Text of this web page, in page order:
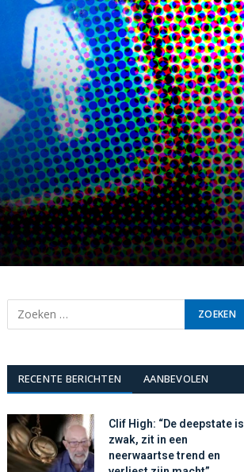
RECENTE BERICHTEN AANBEVOLEN
Clif High: “De deepstate is
zwak, zit in een
neerwaartse trend en